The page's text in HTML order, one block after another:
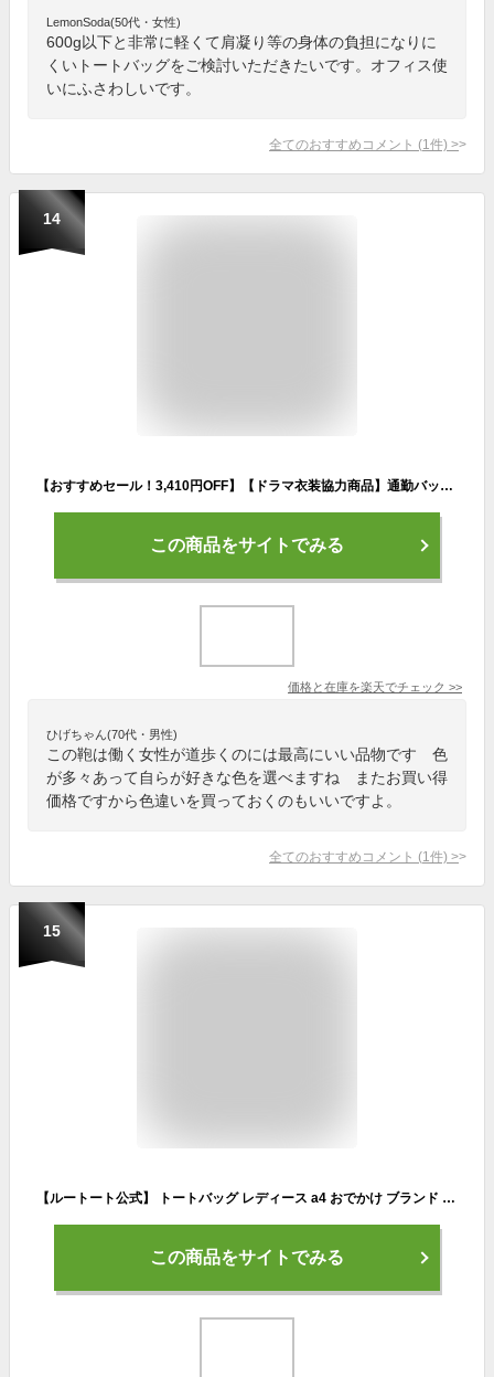
LemonSoda(50代・女性)
600g以下と非常に軽くて肩凝り等の身体の負担になりに
くいトートバッグをご検討いただきたいです。オフィス使
いにふさわしいです。
全てのおすすめコメント (1 件) >
14
【おすすめセール！3,410円OFF】【ドラマ衣装協力商品】通勤バッグ ビジネスバッグ PERENNE ペレンネ 20190 送料無料 トートバッグ a4 ビジネストート レディースバッグ バッグ ショルダーバッグ 鞄 通勤 リクルート パソコン アフィリエイト
この商品をサイトでみる
価格と在庫を楽天でチェック >>
ひげちゃん(70代・男性)
この鞄は働く女性が道歩くのには最高にいい品物です 色
が多々あって自らが好きな色を選べますね またお買い得
価格ですから色違いを買っておくのもいいですよ。
全てのおすすめコメント (1 件) >
15
【ルートート公式】 トートバッグ レディース a4 おでかけ ブランド ROOTOTE【SC.ハビチェル.シームリー-A（全4種）2025新作 品番3638】ビジネスバッグ リクルートバッグ 大きめ 大容量 A4 無地 雨の日 合皮 自立 軽い 高見え おしゃれ きれいめ 肩掛け 通勤 仕事 ギフト
この商品をサイトでみる